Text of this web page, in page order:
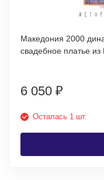
Македония 2000
свадебное платье
6 050 ₽
Осталась 1 шт.